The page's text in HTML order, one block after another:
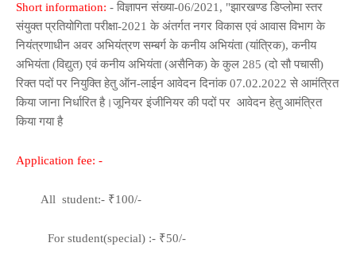
Short information: - विज्ञापन संख्या-06/2021, "झारखण्ड डिप्लोमा स्तर
संयुक्त प्रतियोगिता परीक्षा-2021 के अंतर्गत नगर विकास एवं आवास विभाग के
नियंत्रणाधीन अवर अभियंत्रण सम्बर्ग के कनीय अभियंता (यांत्रिक), कनीय
अभियंता (विद्युत) एवं कनीय अभियंता (असैनिक) के कुल 285 (दो सौ पचासी)
रिक्त पदों पर नियुक्ति हेतु ऑन-लाईन आवेदन दिनांक 07.02.2022 से आमंत्रित
किया जाना निर्धारित है।जूनियर इंजीनियर की पदों पर आवेदन हेतु आमंत्रित
किया गया है
Application fee: -
All student:- ₹100/-
For student(special) :- ₹50/-